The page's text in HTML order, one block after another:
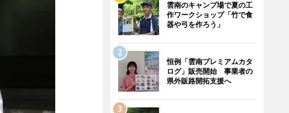
雲南のキャンプ場で夏の工
作ワークショップ「竹で食
器や弓を作ろう」
恒例「雲南プレミアムカタ
ログ」販売開始 事業者の
県外販路開拓支援へ